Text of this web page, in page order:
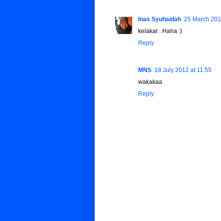
Inas Syuhaidah 25 March
kelakar . Haha :)
Reply
MNS 18 July 2012 at 11:55
wakakaa
Reply